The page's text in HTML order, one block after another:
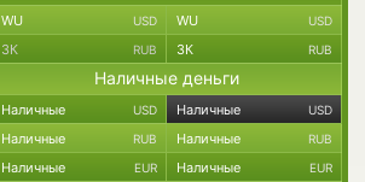
WU USD WU USD
ЗК RUB ЗК RUB
Наличные деньги
Наличные USD Наличные USD
Наличные RUB Наличные RUB
Наличные EUR Наличные EUR